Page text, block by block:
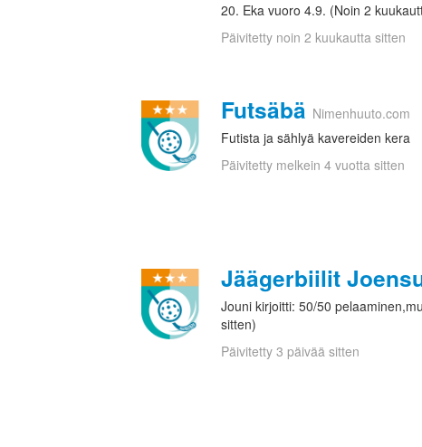
20. Eka vuoro 4.9. (Noin 2
Päivitetty noin 2 kuukautta sitten
Futsäbä Nimenhuuto.com
Futista ja sählyä kavereiden kera
Päivitetty melkein 4 vuotta sitten
Jäägerbiilit
Jouni kirjoitti: 50/50
sitten)
Päivitetty 3 päivää sitten